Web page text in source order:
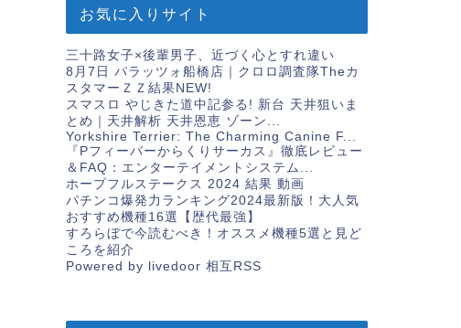
お気に入りサイト
三十路女子×後輩男子、近づく心とすれ違い
8月7日 パラッツォ船橋店｜クロロ調査隊Theカ
スタマーＺＺ結果 NEW!
スマスロ やじきた道中記参る! 新台 天井狙いま
とめ｜天井解析 天井恩恵 ゾーン...
Yorkshire Terrier: The Charming Canine F...
『Pフィーバーからくりサーカス』徹底レビュー
＆FAQ：エンターテイメントシステム...
ホープフルステークス 2024 結果 動画
パチンコ爆発力ランキング2024最新版！大人気
おすすめ機種16選【歴代最強】
すろらぼで今読むべき！オススメ機種5選と見ど
ころを紹介
Powered by livedoor 相互RSS